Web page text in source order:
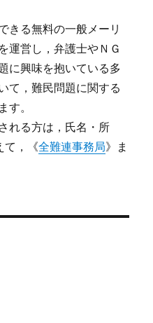
きる無料の一般メーリ
運営し，弁護士やＮＧ
に興味を抱いている多
て，難民問題に関する
す。
れる方は，氏名・所
て，《全難連事務局》ま